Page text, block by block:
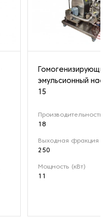
Гомогенизирующий
эмульсионный
15
Производительность
18
Выходная фракция
250
Мощность (кВт)
11